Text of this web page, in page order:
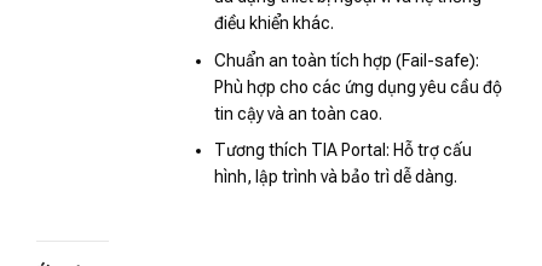
điều khiển khác.
Chuẩn an toàn tích hợp (Fail-safe):
Phù hợp cho các ứng dụng yêu cầu độ
tin cậy và an toàn cao.
Tương thích TIA Portal: Hỗ trợ cấu
hình, lập trình và bảo trì dễ dàng.